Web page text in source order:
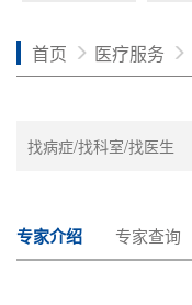
首页 医疗服务
专家介绍 专家查询